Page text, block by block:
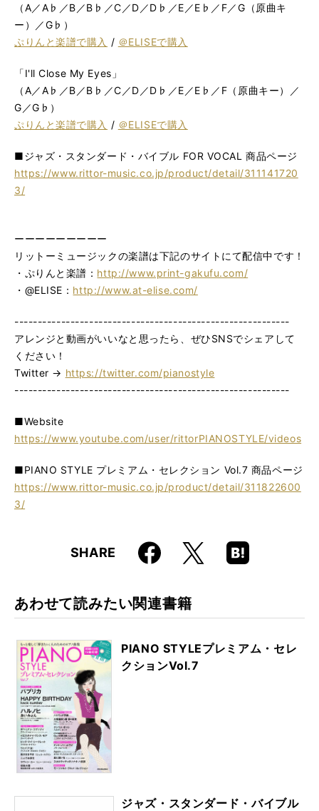
（A／A♭／B／B♭／C／D／D♭／E／E♭／F／G（原曲キ
ー）／G♭）
ぷりんと楽譜で購入 / ＠ELISEで購入
「I'll Close My Eyes」
（A／A♭／B／B♭／C／D／D♭／E／E♭／F（原曲キー）／
G／G♭）
ぷりんと楽譜で購入 / ＠ELISEで購入
■ジャズ・スタンダード・バイブル FOR VOCAL 商品ページ
https://www.rittor-music.co.jp/product/detail/311141720
3/
ーーーーーーーーー
リットーミュージックの楽譜は下記のサイトにて配信中です！
・ぷりんと楽譜： http://www.print-gakufu.com/
・@ELISE： http://www.at-elise.com/
-----------------------------------------------------------
アレンジと動画がいいなと思ったら、ぜひSNSでシェアして
ください！
Twitter → https://twitter.com/pianostyle
-----------------------------------------------------------
■Website
https://www.youtube.com/user/rittorPIANOSTYLE/videos
■PIANO STYLE プレミアム・セレクション Vol.7 商品ページ
https://www.rittor-music.co.jp/product/detail/311822600
3/
SHARE Faceboo
k
X
Hatena
Boo
あわせて読みたい関連書籍
PIANO STYLEプレミアム・セレ
クションVol.7
ジャズ・スタンダード・バイブル